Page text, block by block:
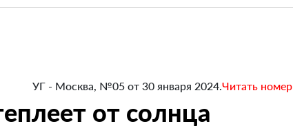
УГ - Москва, №05 от 30 января 2024.Читать номер
от солнца